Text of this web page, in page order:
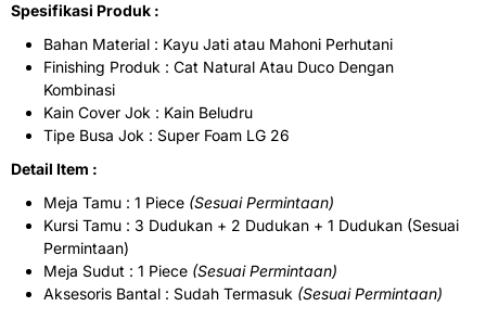
Spesifikasi Produk :
Bahan Material : Kayu Jati atau Mahoni Perhutani
Finishing Produk : Cat Natural Atau Duco Dengan
Kombinasi
Kain Cover Jok : Kain Beludru
Tipe Busa Jok : Super Foam LG 26
Detail Item :
Meja Tamu : 1 Piece (Sesuai Permintaan)
Kursi Tamu : 3 Dudukan + 2 Dudukan + 1 Dudukan (Sesuai
Permintaan)
Meja Sudut : 1 Piece (Sesuai Permintaan)
Aksesoris Bantal : Sudah Termasuk (Sesuai Permintaan)